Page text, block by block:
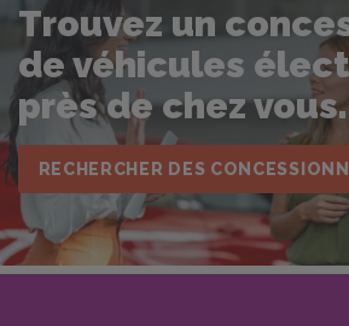
Trouvez un
de véhicules
près de chez vous.
RECHERCHER DES